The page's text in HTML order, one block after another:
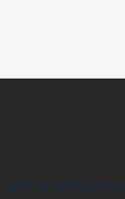
VŠE O REGÁLECH